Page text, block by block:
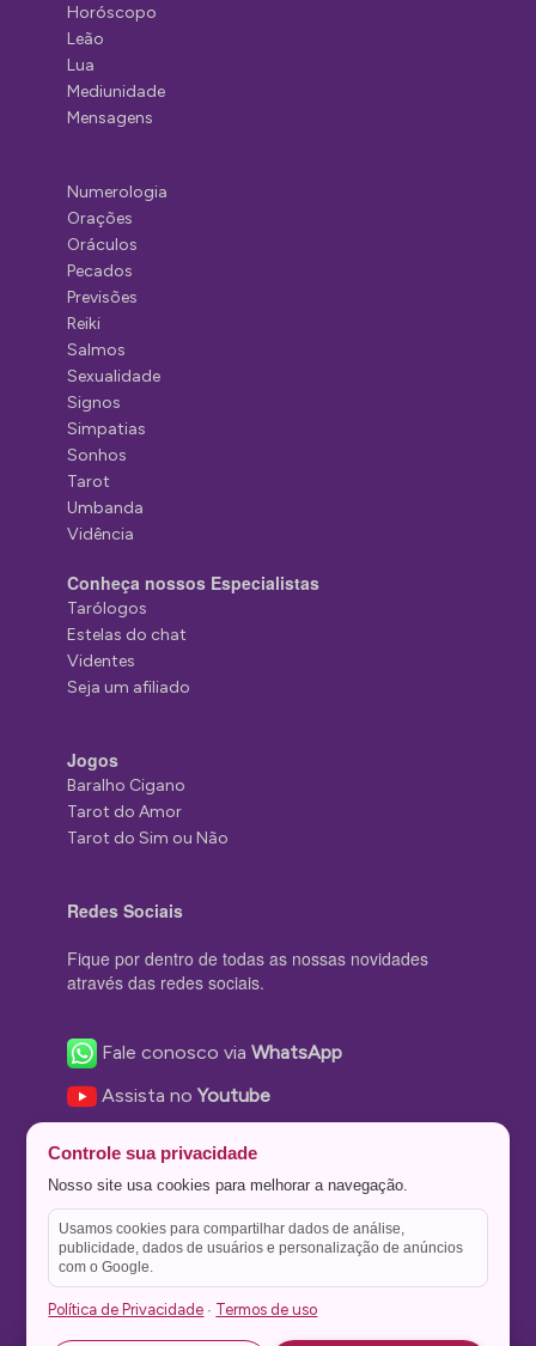
Horóscopo
Leão
Lua
Mediunidade
Mensagens
Numerologia
Orações
Oráculos
Pecados
Previsões
Reiki
Salmos
Sexualidade
Signos
Simpatias
Sonhos
Tarot
Umbanda
Vidência
Conheça nossos Especialistas
Tarólogos
Estelas do chat
Videntes
Seja um afiliado
Jogos
Baralho Cigano
Tarot do Amor
Tarot do Sim ou Não
Redes Sociais
Fique por dentro de todas as nossas novidades
através das redes sociais.
Fale conosco viaWhatsApp
Assista noYoutube
Nos siga no Instagram
Nos siga noTwitter
Salve no
Controle sua privacidade
Nosso site usa cookies para melhorar a navegação.
Usamos cookies para compartilhar dados de análise,
publicidade, dados de usuários e personalização de anúncios
com o Google.
Política de Privacidade · Termos de uso